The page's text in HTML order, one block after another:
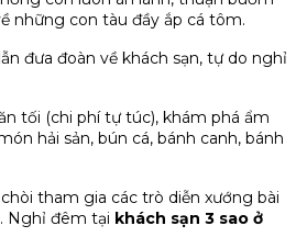
những con tàu đầy ắp cá tôm.
đưa đoàn về khách sạn, tự do nghỉ
tối (chi phí tự túc), khám phá ẩm
hải sản, bún cá, bánh canh, bánh
tham gia các trò diễn xướng bài
Nghỉ đêm tại khách sạn 3 sao ở